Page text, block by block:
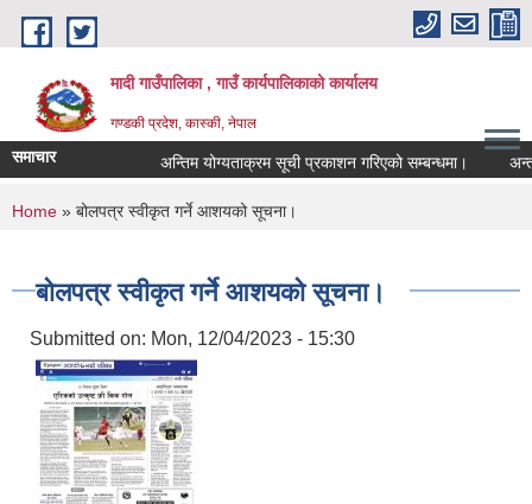
Skip to main content
मादी गाउँपालिका , गाउँ कार्यपालिकाको कार्यालय
गण्डकी प्रदेश, कास्की, नेपाल
समाचार अन्तिम योग्यताक्रम सूची प्रकाशन गरिएको सम्बन्धमा।
You are here
Home » बोलपत्र स्वीकृत गर्ने आशयको सूचना।
बोलपत्र स्वीकृत गर्ने आशयको सूचना।
Submitted on: Mon, 12/04/2023 - 15:30